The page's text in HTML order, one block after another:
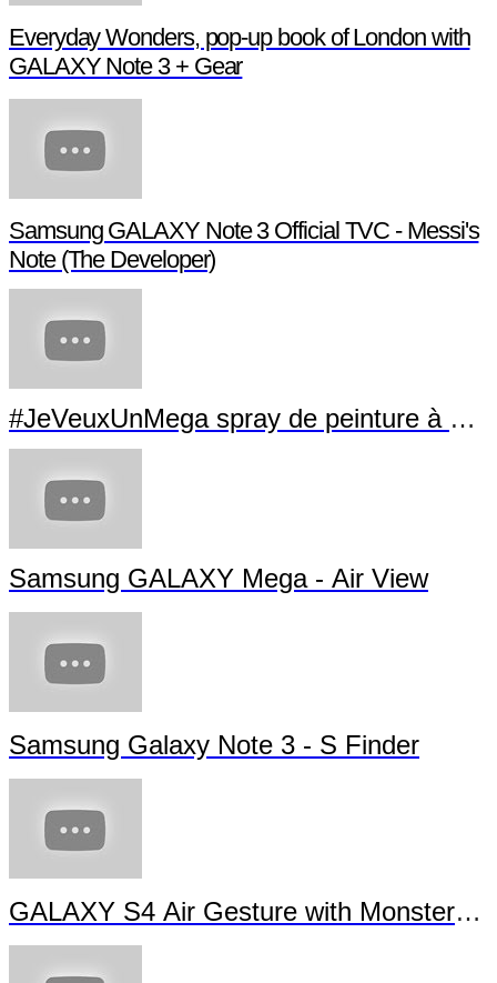
Everyday Wonders, pop-up book of London with
GALAXY Note 3 + Gear
Samsung GALAXY Note 3 Official TVC - Messi's
Note (The Developer)
#JeVeuxUnMega spray de peinture à La
Samsung GALAXY Mega - Air View
Samsung Galaxy Note 3 - S Finder
GALAXY S4 Air Gesture with Monsters